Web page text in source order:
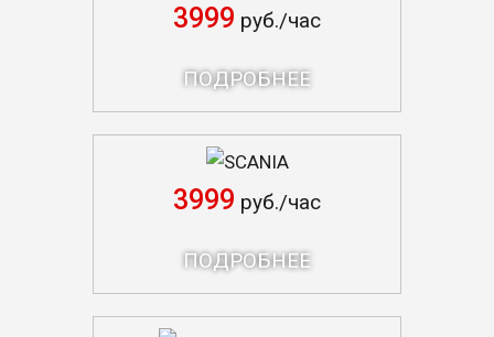
3999 руб./час
ПОДРОБНЕЕ
SCANIA
3999 руб./час
ПОДРОБНЕЕ